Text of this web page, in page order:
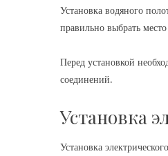
Установка водяного
правильно выбрать
Перед установкой
соединений.
Установка
Установка